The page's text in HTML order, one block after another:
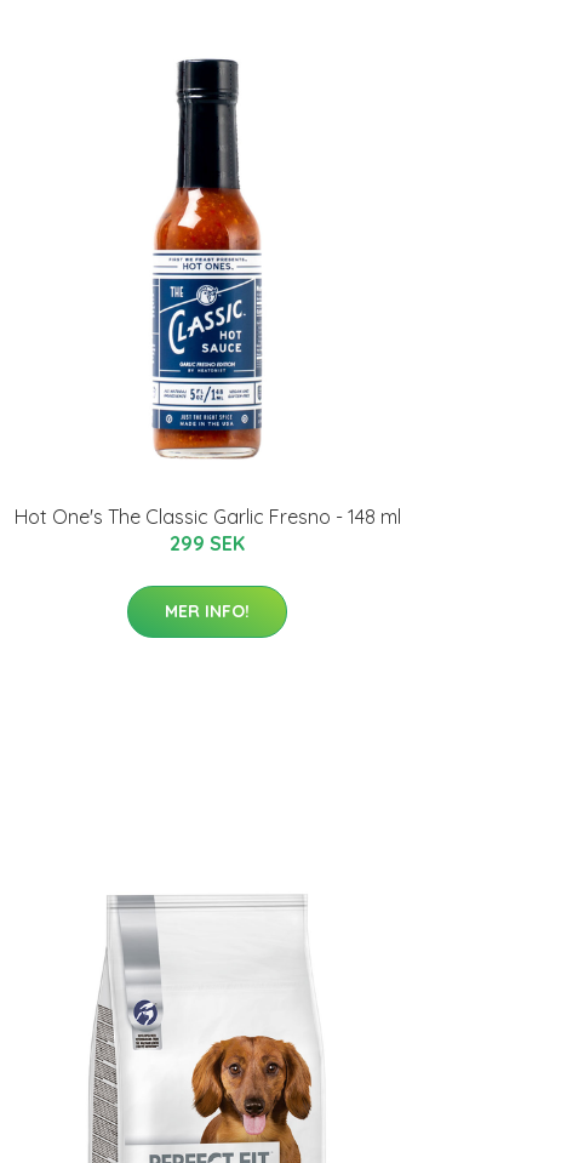
Hot One's The Classic Garlic Fresno - 148 ml
299 SEK
MER INFO!